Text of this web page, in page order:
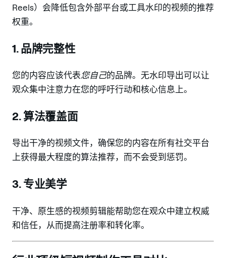
Reels）会降低包含外部平台或工具水印的视频的推荐
权重。
1. 品牌完整性
您的内容应该代表您自己的品牌。无水印导出可以让
观众集中注意力在您的呼吁行动和核心信息上。
2. 算法覆盖面
导出干净的视频文件，确保您的内容在所有社交平台
上获得最大程度的算法推荐，而不会受到惩罚。
3. 专业美学
干净、原生感的视频剪辑能帮助您在观众中建立权威
和信任，从而提高注册率和转化率。